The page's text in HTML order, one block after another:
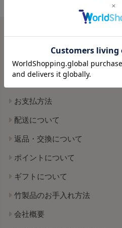
ご利用案内 shopping guide
お支払方法
配送について
返品・交換について
ポイントについて
ギフトについて
竹製品のお手入れ方法
会社概要